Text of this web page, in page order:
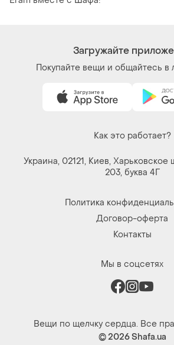
Загружайте
Покупайте вещи и общайтесь
Как это работает?
Украина, 02121, Киев,
203, буква 4Г
Политика
Договор-оферта
Контакты
Мы в соцсетях
Вещи по щелчку сердца. Все
© 2026Shafa.ua